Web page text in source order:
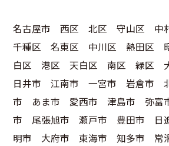
名古屋市 西区 北区 守山区
千種区 名東区 中川区 熱田区
白区 港区 天白区 南区 緑区
日井市 江南市 一宮市 岩倉市
市 あま市 愛西市 津島市 弥富
市 尾張旭市 瀬戸市 豊田市 日
明市 大府市 東海市 知多市 常